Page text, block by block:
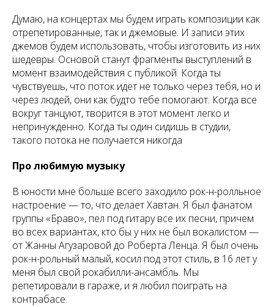
Думаю, на концертах мы будем играть композиции как
отрепетированные, так и джемовые. И записи этих
джемов будем использовать, чтобы изготовить из них
шедевры. Основой станут фрагменты выступлений в
момент взаимодействия с публикой. Когда ты
чувствуешь, что поток идет не только через тебя, но и
через людей, они как будто тебе помогают. Когда все
вокруг танцуют, творится в этот момент легко и
непринужденно. Когда ты один сидишь в студии,
такого потока не получается никогда
Про любимую музыку
В юности мне больше всего заходило рок-н-ролльное
настроение — то, что делает Хавтан. Я был фанатом
группы «Браво», пел под гитару все их песни, причем
во всех вариантах, кто бы у них не был вокалистом —
от Жанны Агузаровой до Роберта Ленца. Я был очень
рок-н-рольный малый, косил под этот стиль, в 16 лет у
меня был свой рокабилли-ансамбль. Мы
репетировали в гараже, и я любил поиграть на
контрабасе.